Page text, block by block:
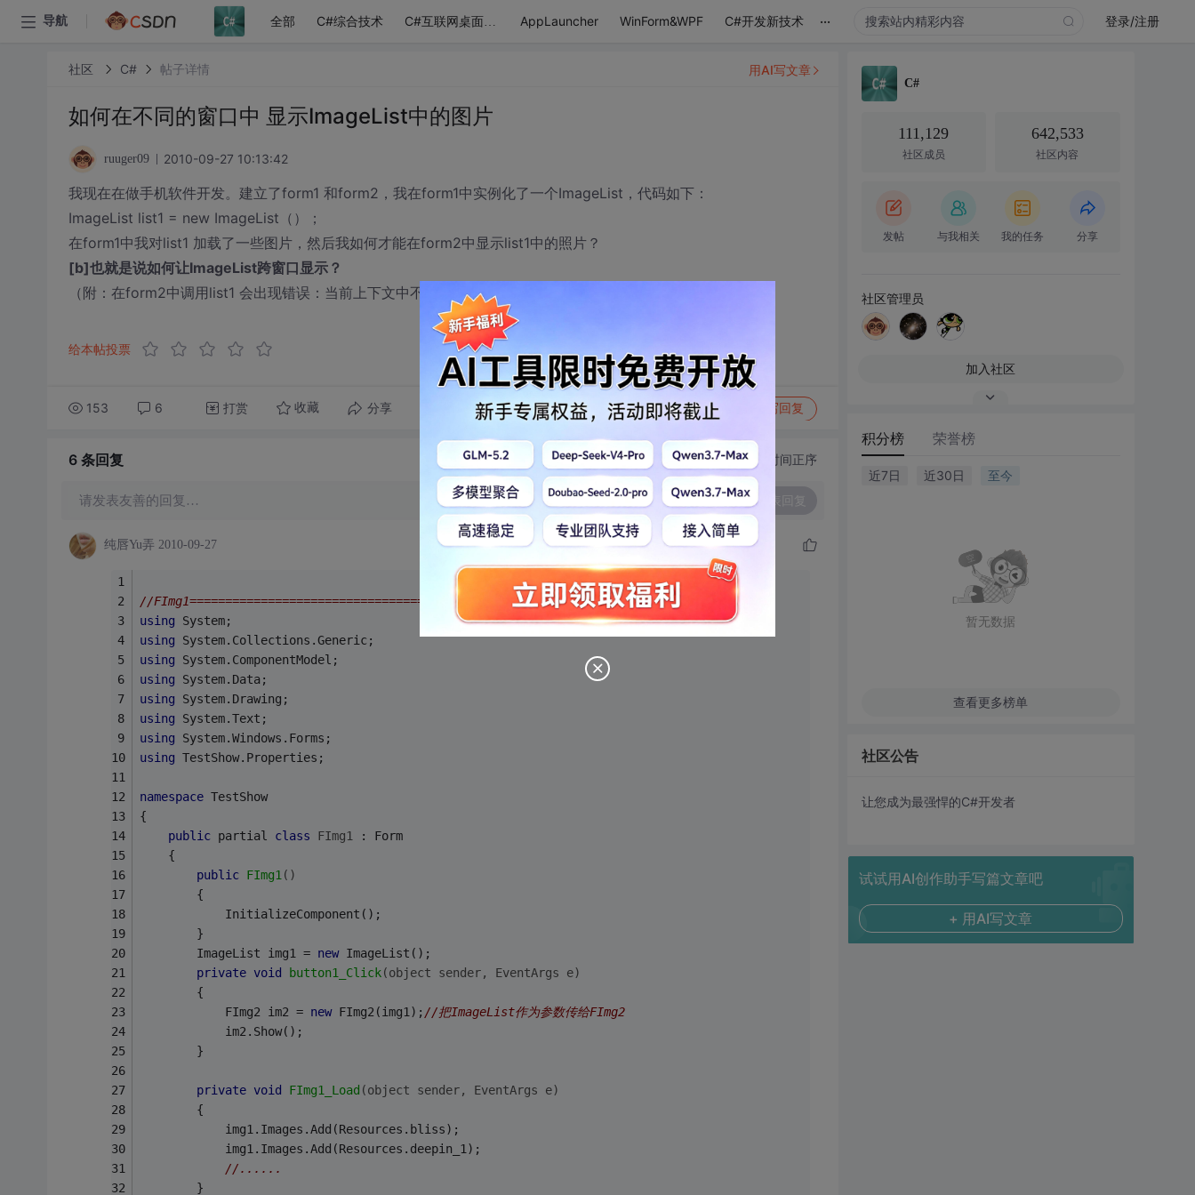
导航 全部 C#综合技术 C#互联网桌面应用 AppLauncher WinForm&WPF C#开发新技术 ... 登录/注册
社区 C# 帖子详情
如何在不同的窗口中 显示ImageList中的图片
ruuger09 2010-09-27 10:13:42
我现在在做手机软件开发。建立了form1 和form2，我在form1中实例化了一个ImageList，代码如下：
ImageList list1 = new ImageList（）；
在form1中我对list1 加载了一些图片，然后我如何才能在form2中显示list1中的照片？
[b]也就是说如何让ImageList跨窗口显示？
（附：在form2中调用list1 会出现错误：当前上下文中不存在名称“list2”）
给本帖投票
153 6 打赏 收藏 分享 转发到动态 举报 写回复
用AI写文章
6 条回复 切换为时间正序
请发表友善的回复… 发表回复
纯唇Yu弄 2010-09-27
//FImg1===============================================================
using System;
using System.Collections.Generic;
using System.ComponentModel;
using System.Data;
using System.Drawing;
using System.Text;
using System.Windows.Forms;
using TestShow.Properties;
namespace TestShow
{
public partial class FImg1 :
Form
    {
public FImg1 ()
        {
            InitializeComponent();
        }
        ImageList img1 =
new ImageList();
private void button1_Click(object sender, EventArgs e)
        {
            FImg2 im2 =
new FImg2(img1); //把ImageList作为参数传给FImg2
            im2.Show();
        }
private void FImg1_Load (object sender, EventArgs e)
        {
            img1.Images.Add(Resources.bliss);
            img1.Images.Add(Resources.deepin_1);
//......
        }
C#
111,129
社区成员
642,533
社区内容
发帖 与我相关 我的任务 分享
社区管理员
加入社区
积分榜 荣誉榜
近7日 近30日 至今
暂无数据
查看更多榜单
社区公告
让您成为最强悍的C#开发者
试试用AI创作助手写篇文章吧
+ 用AI写文章